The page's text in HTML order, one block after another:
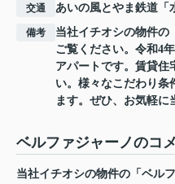
交通 あいの風とやま鉄道 「
備考
当社イチオシの物件の
ご覧ください。令和4
アパートです。賃貸住
い。様々なこだわり条
ます。ぜひ、お気軽に
ベルファジャーノのコ
当社イチオシの物件の「ベル